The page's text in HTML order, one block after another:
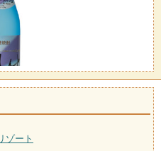
ゾート